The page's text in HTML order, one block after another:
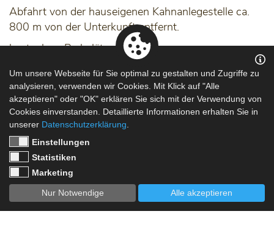
Abfahrt von der hauseigenen Kahnanlegestelle ca.
800 m von der Unterkunft entfernt.
kostenlose Parkplätze vorhanden.
- Stadtrundfahrten ca. 2,5 h
14 € pro Person
- Abendfahrten ca. 2,5 h
16 € pro Person
Um unsere Webseite für Sie optimal zu gestalten und Zugriffe zu
analysieren, verwenden wir Cookies. Mit Klick auf "Alle
akzeptieren" oder "OK" erklären Sie sich mit der Verwendung von
Cookies einverstanden. Detaillierte Informationen erhalten Sie in
unserer Datenschutzerklärung
Einstellungen
Statistiken
Marketing
Nur Notwendige Alle akzeptieren